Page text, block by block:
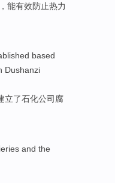
能有效防止热力
based
Dushanzi
立了石化公司 腐
and the